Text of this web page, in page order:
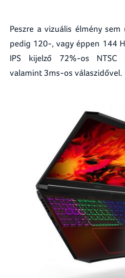
Peszre a vizuális élmény
pedig 120-, vagy éppen 144
IPS kijelző 72%-os NTSC
valamint 3ms-os válaszidővel.